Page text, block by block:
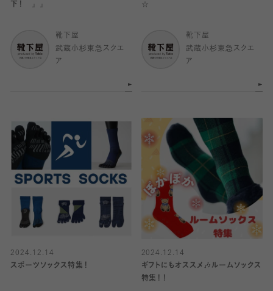
下！ 』』
靴下屋
武蔵小杉東急スクエ
ア
☆
靴下屋
武蔵小杉東急スクエ
ア
2024.12.14
スポーツソックス特集！
2024.12.14
ギフトにもオススメ🎶ルームソックス
特集！！